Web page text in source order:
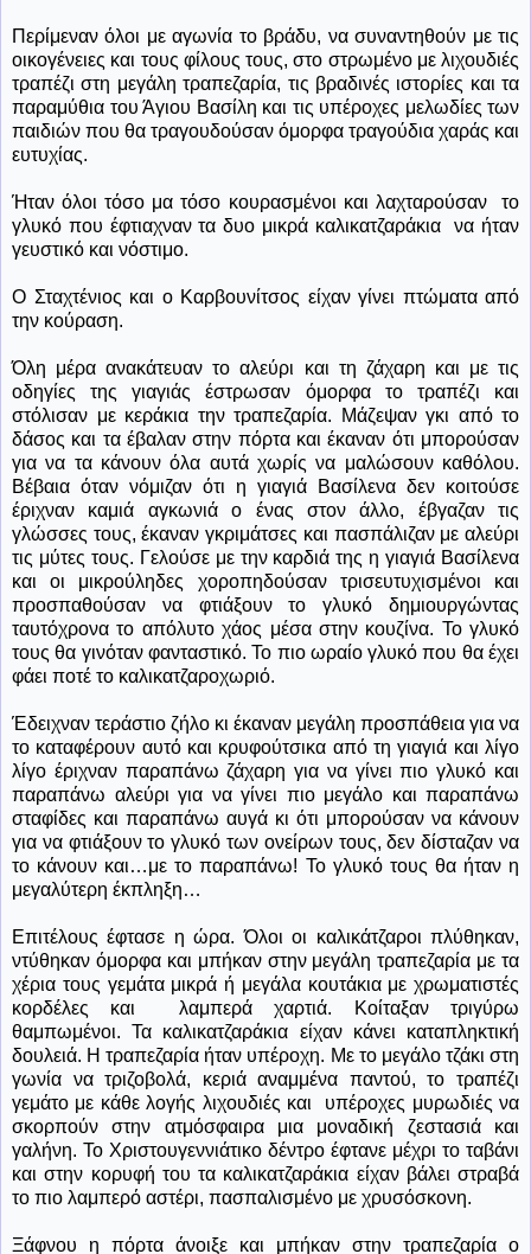
Περίμεναν όλοι με αγωνία το βράδυ, να συναντηθούν με τις
οικογένειες και τους φίλους τους, στο στρωμένο με λιχουδιές
τραπέζι στη μεγάλη τραπεζαρία, τις βραδινές ιστορίες και τα
παραμύθια του Άγιου Βασίλη και τις υπέροχες μελωδίες των
παιδιών που θα τραγουδούσαν όμορφα τραγούδια χαράς και
ευτυχίας.
Ήταν όλοι τόσο μα τόσο κουρασμένοι και λαχταρούσαν
το
γλυκό που έφτιαχναν τα δυο μικρά καλικατζαράκια
να ήταν
γευστικό και νόστιμο.
Ο Σταχτένιος και ο Καρβουνίτσος είχαν γίνει πτώματα από
την κούραση.
Όλη μέρα ανακάτευαν το αλεύρι και τη ζάχαρη και με τις
οδηγίες της γιαγιάς έστρωσαν όμορφα το τραπέζι και
στόλισαν με κεράκια την τραπεζαρία. Μάζεψαν γκι από το
δάσος και τα έβαλαν στην πόρτα και έκαναν ότι μπορούσαν
για να τα κάνουν όλα αυτά χωρίς να μαλώσουν καθόλου.
Βέβαια όταν νόμιζαν ότι η γιαγιά Βασίλενα δεν κοιτούσε
έριχναν καμιά αγκωνιά ο ένας στον άλλο, έβγαζαν τις
γλώσσες τους, έκαναν γκριμάτσες και πασπάλιζαν με αλεύρι
τις μύτες τους. Γελούσε με την καρδιά της η γιαγιά Βασίλενα
και οι μικρούληδες χοροπηδούσαν τρισευτυχισμένοι και
προσπαθούσαν να φτιάξουν το γλυκό δημιουργώντας
ταυτόχρονα το απόλυτο χάος μέσα στην κουζίνα. Το γλυκό
τους θα γινόταν φανταστικό. Το πιο ωραίο γλυκό που θα έχει
φάει ποτέ το καλικατζαροχωριό.
Έδειχναν τεράστιο ζήλο κι έκαναν μεγάλη προσπάθεια για να
το καταφέρουν αυτό και κρυφούτσικα από τη γιαγιά και λίγο
λίγο έριχναν παραπάνω ζάχαρη για να γίνει πιο γλυκό και
παραπάνω αλεύρι για να γίνει πιο μεγάλο και παραπάνω
σταφίδες και παραπάνω αυγά κι ότι μπορούσαν να κάνουν
για να φτιάξουν το γλυκό των ονείρων τους, δεν δίσταζαν να
το κάνουν και…με το παραπάνω! Το γλυκό τους θα ήταν η
μεγαλύτερη έκπληξη…
Επιτέλους έφτασε η ώρα. Όλοι οι καλικάτζαροι πλύθηκαν,
ντύθηκαν όμορφα και μπήκαν στην μεγάλη τραπεζαρία με τα
χέρια τους γεμάτα μικρά ή μεγάλα κουτάκια με χρωματιστές
κορδέλες και
λαμπερά χαρτιά. Κοίταξαν τριγύρω
θαμπωμένοι. Τα καλικατζαράκια είχαν κάνει καταπληκτική
δουλειά. Η τραπεζαρία ήταν υπέροχη. Με το μεγάλο τζάκι στη
γωνία να τριζοβολά, κεριά αναμμένα παντού, το τραπέζι
γεμάτο με κάθε λογής λιχουδιές και
υπέροχες μυρωδιές να
σκορπούν στην ατμόσφαιρα μια μοναδική ζεστασιά και
γαλήνη. Το Χριστουγεννιάτικο δέντρο έφτανε μέχρι το ταβάνι
και στην κορυφή του τα καλικατζαράκια είχαν βάλει στραβά
το πιο λαμπερό αστέρι, πασπαλισμένο με χρυσόσκονη.
Ξάφνου η πόρτα άνοιξε και μπήκαν στην τραπεζαρία ο